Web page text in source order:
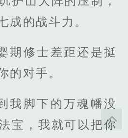
成的战斗力。
期修士差距还是挺
的对手。
我脚下的万魂幡没
宝，我就可以把你